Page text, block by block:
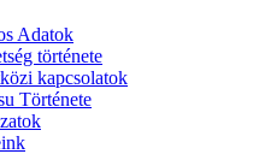
Adatok
története
kapcsolatok
Története